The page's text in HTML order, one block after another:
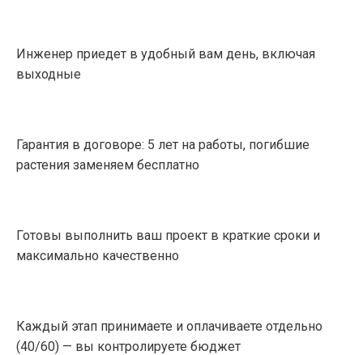
Инженер приедет в удобный вам день, включая
выходные
Гарантия в договоре: 5 лет на работы, погибшие
растения заменяем бесплатно
Готовы выполнить ваш проект в краткие сроки и
максимально качественно
Каждый этап принимаете и оплачиваете отдельно
(40/60) — вы контролируете бюджет